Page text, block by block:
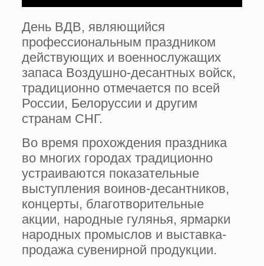
День ВДВ, являющийся
профессиональным праздником
действующих и военнослужащих
запаса Воздушно-десантных войск,
традиционно отмечается по всей
России, Белоруссии и другим
странам СНГ.
Во время прохождения праздника
во многих городах традиционно
устраиваются показательные
выступления воинов-десантников,
концерты, благотворительные
акции, народные гулянья, ярмарки
народных промыслов и выставка-
продажа сувенирной продукции.